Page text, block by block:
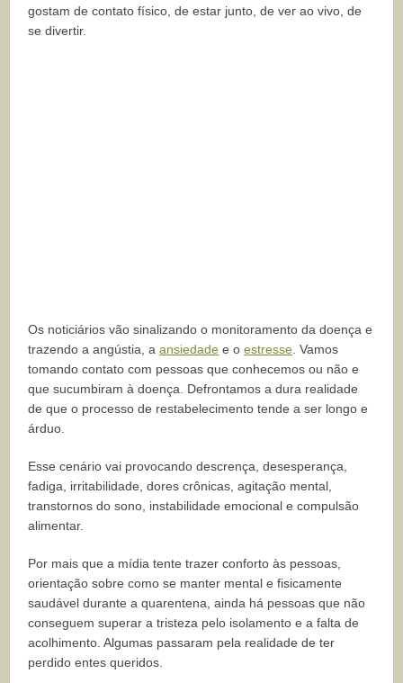
gostam de contato físico, de estar junto, de ver ao vivo, de
se divertir.
Os noticiários vão sinalizando o monitoramento da doença e
trazendo a angústia, aansiedade e oestresse. Vamos
tomando contato com pessoas que conhecemos ou não e
que sucumbiram à doença. Defrontamos a dura realidade
de que o processo de restabelecimento tende a ser longo e
árduo.
Esse cenário vai provocando descrença, desesperança,
fadiga, irritabilidade, dores crônicas, agitação mental,
transtornos do sono, instabilidade emocional e compulsão
alimentar.
Por mais que a mídia tente trazer conforto às pessoas,
orientação sobre como se manter mental e fisicamente
saudável durante a quarentena, ainda há pessoas que não
conseguem superar a tristeza pelo isolamento e a falta de
acolhimento. Algumas passaram pela realidade de ter
perdido entes queridos.